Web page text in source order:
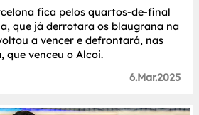
fica pelos quartos-de-final
que já derrotara os blaugrana na
a vencer e defrontará, nas
que venceu o Alcoi.
6.Mar.2025